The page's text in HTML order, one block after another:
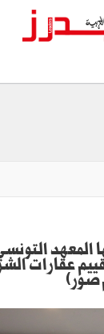
عقارات
صور)